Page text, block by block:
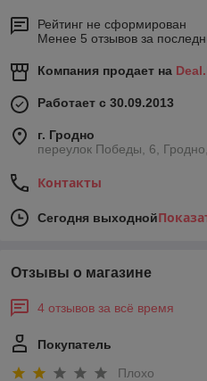
Рейтинг не сформирован
Менее 5 отзывов за
Компания продает на
Работает с 30.09.2013
г. Гродно
переулок Победы, 6,
Контакты
Сегодня выходной
Отзывы о магазине
4 отзывов за всё время
Покупатель
Плохо